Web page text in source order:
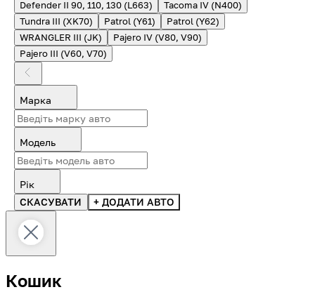
Defender II 90, 110, 130 (L663)
Tacoma IV (N400)
Tundra III (XK70)
Patrol (Y61)
Patrol (Y62)
WRANGLER III (JK)
Pajero IV (V80, V90)
Pajero III (V60, V70)
Марка
Модель
Рік
СКАСУВАТИ
+ ДОДАТИ АВТО
Кошик